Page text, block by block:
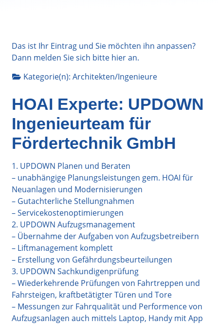
Das ist Ihr Eintrag und Sie möchten ihn anpassen?
Dann melden Sie sich bitte hieran.
Kategorie(n): Architekten/Ingenieure
HOAI Experte: UPDOWN
Ingenieurteam für
Fördertechnik GmbH
1. UPDOWN Planen und Beraten
– unabhängige Planungsleistungen gem. HOAI für
Neuanlagen und Modernisierungen
– Gutachterliche Stellungnahmen
– Servicekostenoptimierungen
2. UPDOWN Aufzugsmanagement
– Übernahme der Aufgaben von Aufzugsbetreibern
– Liftmanagement komplett
– Erstellung von Gefährdungsbeurteilungen
3. UPDOWN Sachkundigenprüfung
– Wiederkehrende Prüfungen von Fahrtreppen und
Fahrsteigen, kraftbetätigter Türen und Tore
– Messungen zur Fahrqualität und Performence von
Aufzugsanlagen auch mittels Laptop, Handy mit App